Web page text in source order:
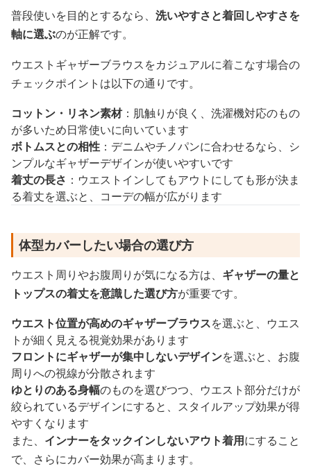
普段使いを目的とするなら、 洗いやすさと着回しやすさを
軸に選ぶのが正解です。
ウエストギャザーブラウスをカジュアルに着こなす場合の
チェックポイントは以下の通りです。
コットン・リネン素材：肌触りが良く、洗濯機対応のもの
が多いため日常使いに向いています
ボトムスとの相性 ：デニムやチノパンに合わせるなら、シ
ンプルなギャザーデザインが使いやすいです
着丈の長さ ：ウエストインしてもアウトにしても形が決ま
る着丈を選ぶと、コーデの幅が広がります
体型カバーしたい場合の選び方
ウエスト周りやお腹周りが気になる方は、 ギャザーの量と
トップスの着丈を意識した選び方が重要です。
ウエスト位置が高めのギャザーブラウスを選ぶと、ウエス
トが細く見える視覚効果があります
フロントにギャザーが集中しないデザインを選ぶと、お腹
周りへの視線が分散されます
ゆとりのある身幅のものを選びつつ、ウエスト部分だけが
絞られているデザインにすると、スタイルアップ効果が得
やすくなります
また、 インナーをタックインしないアウト着用にすること
で、さらにカバー効果が高まります。